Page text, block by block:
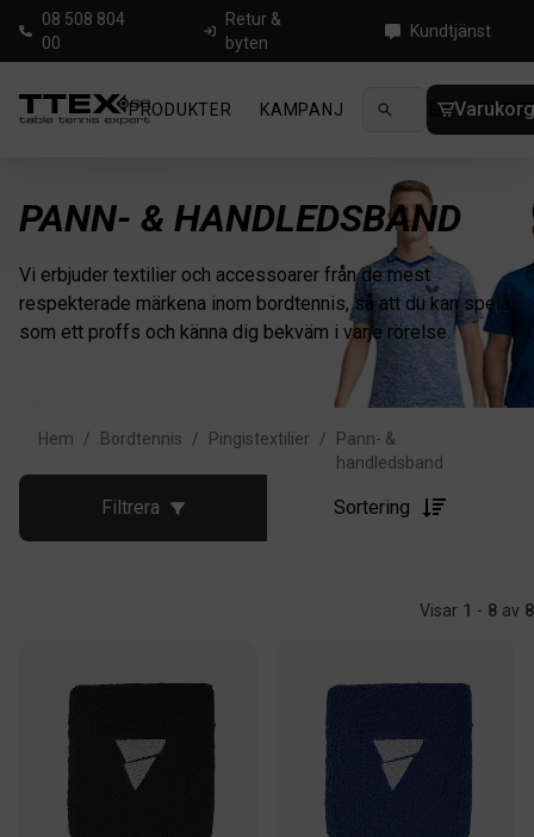
08 508 804
00
Retur &
byten
Kundtjänst
PRODUKTER KAMPANJ NYHETER
PANN- & HANDLEDSBAND
Vi erbjuder textilier och accessoarer från de mest
respekterade märkena inom bordtennis, så att du kan spela
som ett proffs och känna dig bekväm i varje rörelse.
Hem / Bordtennis / Pingistextilier /
Pann- &
handledsband
Filtrera Sortering
Visar 1 - 8 av 8